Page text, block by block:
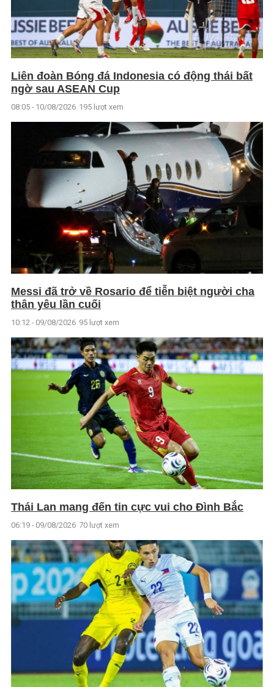
Liên đoàn Bóng đá Indonesia có động thái bất
ngờ sau ASEAN Cup
08:05 - 10/08/2026 195 lượt xem
Messi đã trở về Rosario để tiễn biệt người cha
thân yêu lần cuối
10:12 - 09/08/2026 95 lượt xem
Thái Lan mang đến tin cực vui cho Đình Bắc
06:19 - 09/08/2026 70 lượt xem